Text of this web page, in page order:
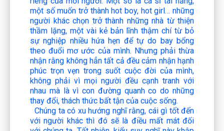
một số muốn trở thành hot boy, hot girl… những
người khác chọn trở thành những nhà từ thiện
thầm lặng, một vài kẻ bản lĩnh thậm chí từ bỏ
sự nghiệp nhiều hứa hẹn để tự do bay bổng
theo đuổi mơ ước của mình. Nhưng phải thừa
nhận rằng không hẳn tất cả đều cảm nhận hạnh
phúc trọn vẹn trong suốt cuộc đời của mình,
không phải vì mọi người đều cạnh tranh với
nhau mà là vì con đường quanh co do những
thay đổi, thách thức bất tận của cuộc sống.
Chúng ta có xu hướng nghĩ rằng, cái gì tốt đến
với người khác thì đó sẽ là điều mất mát đối